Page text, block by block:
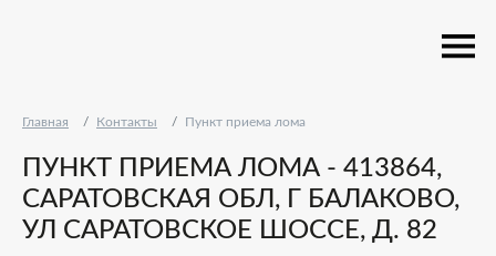
Главная Контакты Пункт приема лома
ПУНКТ ПРИЕМА ЛОМА - 413864,
САРАТОВСКАЯ ОБЛ, Г БАЛАКОВО,
УЛ САРАТОВСКОЕ ШОССЕ, Д. 82